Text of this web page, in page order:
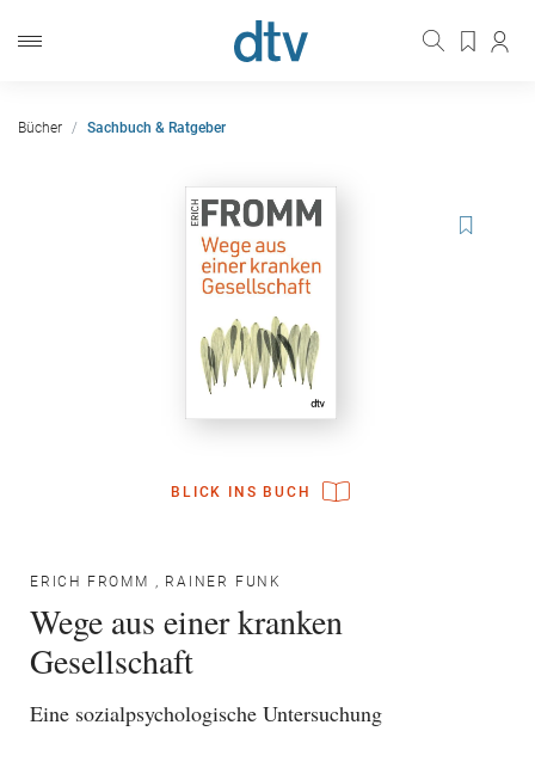
Bücher Sachbuch & Ratgeber
BLICK INS BUCH
ERICH FROMM , RAINER FUNK
Wege aus einer kranken
Gesellschaft
Eine sozialpsychologische Untersuchung